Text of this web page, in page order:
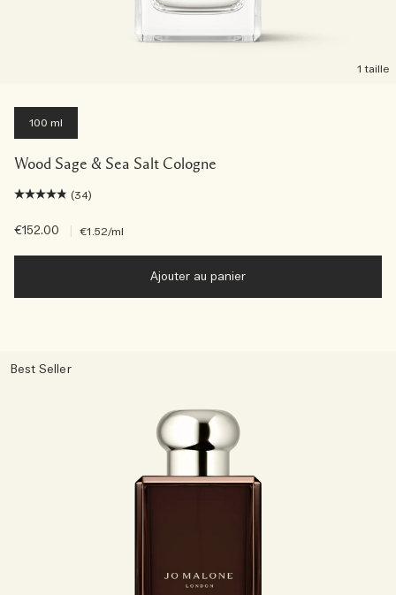
1 taille
100 ml
Wood Sage & Sea Salt Cologne
(34)
€152.00 €1.52/ml
Ajouter au panier
Best Seller